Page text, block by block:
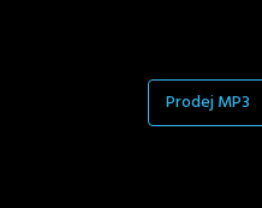
Prodej MP3